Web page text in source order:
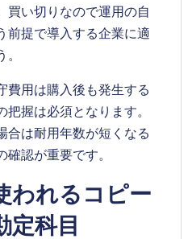
買い切りなので運用の自
前提で導入する企業に適
費用は購入後も発生する
握は必須となります。
合は耐用年数が短くなる
認が重要です。
われるコピー
定科目